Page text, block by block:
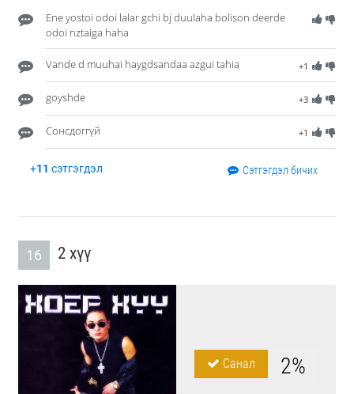
Ene yostoi odoi lalar gchi bj duulaha bolison deerde
odoi nztaiga haha
+1
Vande d muuhai haygdsandaa azgui tahia
+3
goyshde
+1
Сонсдоггүй
+11 сэтгэгдэл Сэтгэгдэл бичих
16 2 хүү
Санал 2%